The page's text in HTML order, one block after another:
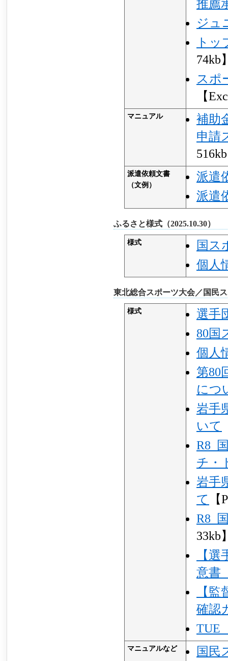
推薦
ジュ
ト
74kb
スポ
【
マニュアル
補助
申請
派遣依頼文書
（文例）
派遣
派遣
ふるさと様式（2025.10.30）
様式
国ス
個人
東北総合スポーツ大会／国民
様式
選手
80国
個人
第80
につ
岩手
いて
R8_
チ・
岩手
て
R8_
33kb
【
意書
【
確認
TUE
マニュアルなど
国民